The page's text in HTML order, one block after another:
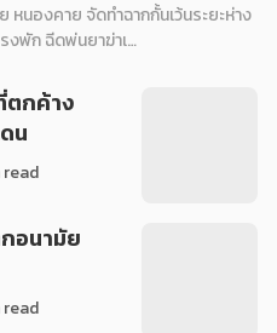
นองคาย จัดทำฉากกั้นเว้นระยะห่าง
งพัก ฉีดพ่นยาฆ่าเ…
ตกค้าง
น
read
อนามัย
read